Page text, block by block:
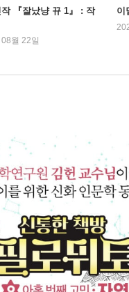
『잘났냥 뀨 1』 : 작
월 22일
이